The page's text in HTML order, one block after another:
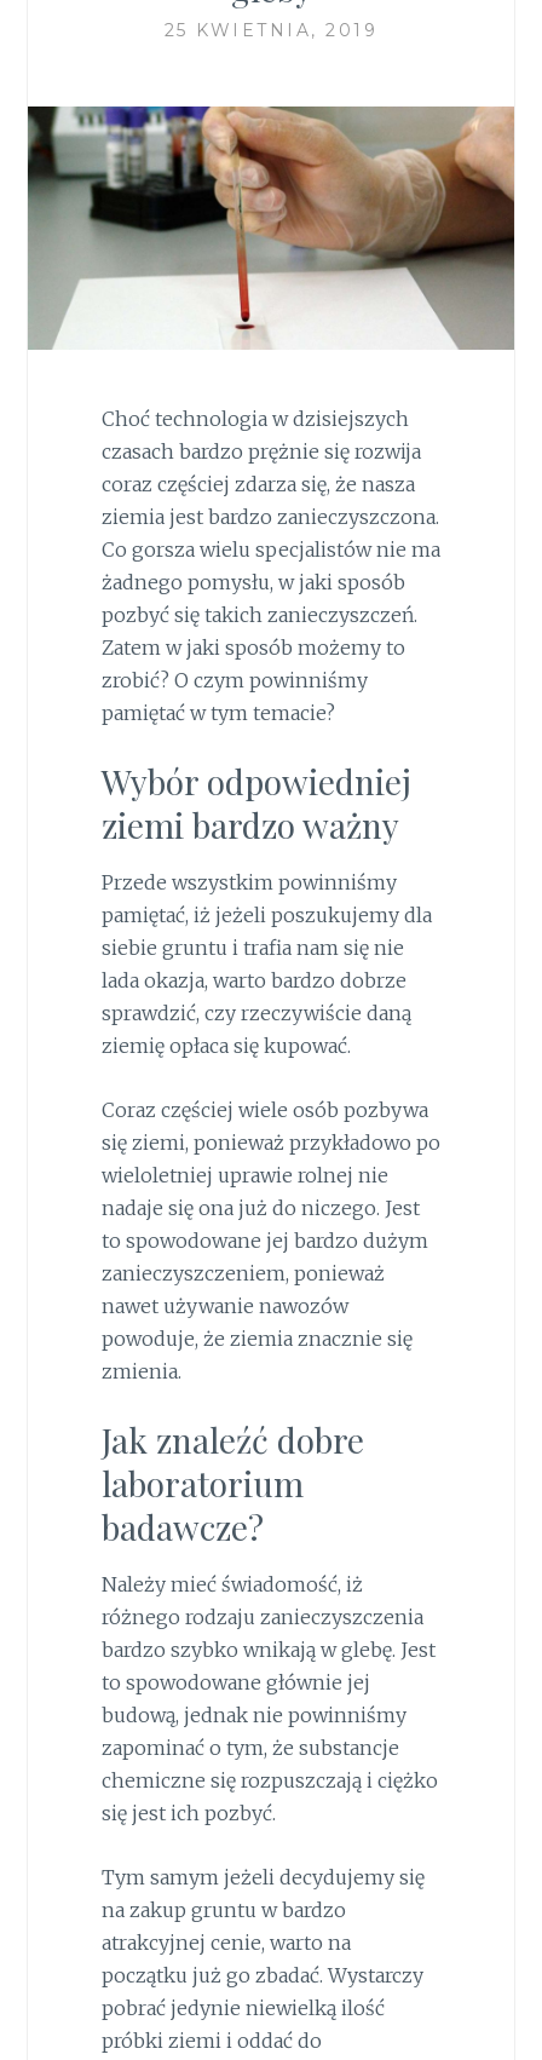
25 KWIETNIA, 2019
Choć technologia w dzisiejszych
czasach bardzo prężnie się rozwija
coraz częściej zdarza się, że nasza
ziemia jest bardzo zanieczyszczona.
Co gorsza wielu specjalistów nie ma
żadnego pomysłu, w jaki sposób
pozbyć się takich zanieczyszczeń.
Zatem w jaki sposób możemy to
zrobić? O czym powinniśmy
pamiętać w tym temacie?
Wybór odpowiedniej
ziemi bardzo ważny
Przede wszystkim powinniśmy
pamiętać, iż jeżeli poszukujemy dla
siebie gruntu i trafia nam się nie
lada okazja, warto bardzo dobrze
sprawdzić, czy rzeczywiście daną
ziemię opłaca się kupować.
Coraz częściej wiele osób pozbywa
się ziemi, ponieważ przykładowo po
wieloletniej uprawie rolnej nie
nadaje się ona już do niczego. Jest
to spowodowane jej bardzo dużym
zanieczyszczeniem, ponieważ
nawet używanie nawozów
powoduje, że ziemia znacznie się
zmienia.
Jak znaleźć dobre
laboratorium
badawcze?
Należy mieć świadomość, iż
różnego rodzaju zanieczyszczenia
bardzo szybko wnikają w glebę. Jest
to spowodowane głównie jej
budową, jednak nie powinniśmy
zapominać o tym, że substancje
chemiczne się rozpuszczają i ciężko
się jest ich pozbyć.
Tym samym jeżeli decydujemy się
na zakup gruntu w bardzo
atrakcyjnej cenie, warto na
początku już go zbadać. Wystarczy
pobrać jedynie niewielką ilość
próbki ziemi i oddać do